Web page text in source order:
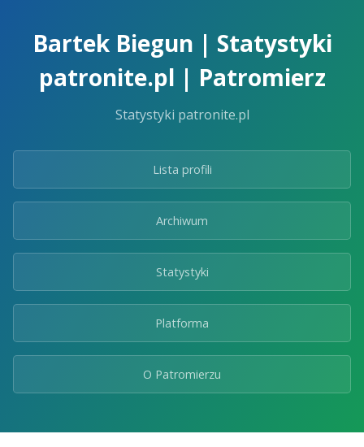
Bartek Biegun | Statystyki
patronite.pl | Patromierz
Statystyki patronite.pl
Lista profili
Archiwum
Statystyki
Platforma
O Patromierzu